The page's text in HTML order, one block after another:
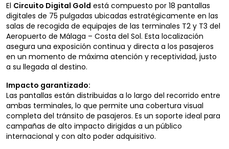
El Circuito Digital Gold está compuesto por 18 pantallas
digitales de 75 pulgadas ubicadas estratégicamente en las
salas de recogida de equipajes de las terminales T2 y T3 del
Aeropuerto de Málaga – Costa del Sol. Esta localización
asegura una exposición continua y directa a los pasajeros
en un momento de máxima atención y receptividad, justo
a su llegada al destino.
Impacto garantizado:
Las pantallas están distribuidas a lo largo del recorrido entre
ambas terminales, lo que permite una cobertura visual
completa del tránsito de pasajeros. Es un soporte ideal para
campañas de alto impacto dirigidas a un público
internacional y con alto poder adquisitivo.